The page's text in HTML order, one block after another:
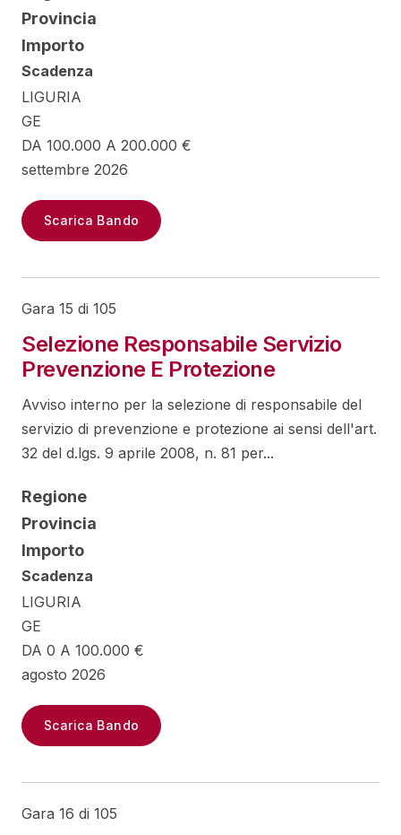
Provincia
Importo
Scadenza
LIGURIA
GE
DA 100.000 A 200.000 €
settembre 2026
Scarica Bando
Gara 15 di 105
Selezione Responsabile Servizio
Prevenzione E Protezione
Avviso interno per la selezione di responsabile del
servizio di prevenzione e protezione ai sensi dell'art.
32 del d.lgs. 9 aprile 2008, n. 81 per...
Regione
Provincia
Importo
Scadenza
LIGURIA
GE
DA 0 A 100.000 €
agosto 2026
Scarica Bando
Gara 16 di 105